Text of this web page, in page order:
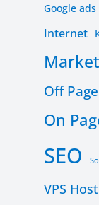
Google ads
Internet
Off
On
SEO
VPS